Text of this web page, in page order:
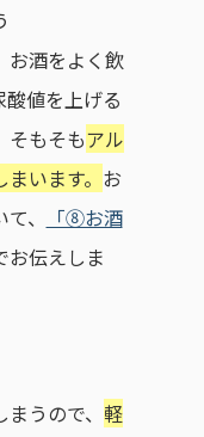
お酒をよく飲
値を上げる
そもそもアル
います。 お
、
「⑧お酒
お伝えしま
うので、 軽